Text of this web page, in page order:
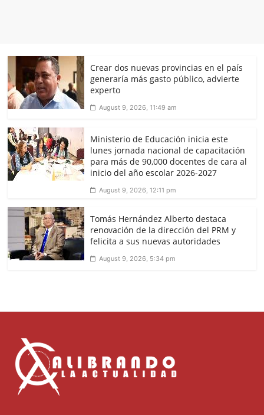
Crear dos nuevas provincias en el país
generaría más gasto público, advierte
experto
August 9, 2026, 11:49 am
Ministerio de Educación inicia este
lunes jornada nacional de capacitación
para más de 90,000 docentes de cara al
inicio del año escolar 2026-2027
August 9, 2026, 12:11 pm
Tomás Hernández Alberto destaca
renovación de la dirección del PRM y
felicita a sus nuevas autoridades
August 9, 2026, 5:34 pm